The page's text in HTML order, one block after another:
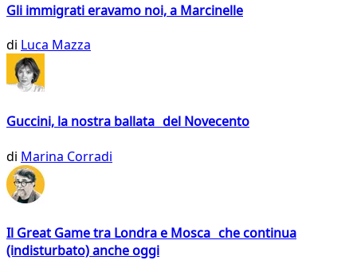
Gli immigrati eravamo noi, a Marcinelle
di Luca Mazza
Guccini, la nostra ballata del Novecento
di Marina Corradi
Il Great Game tra Londra e Mosca che continua
(indisturbato) anche oggi